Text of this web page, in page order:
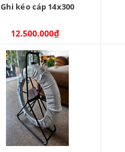
Ghi kéo cáp 14x300
12.500.000₫